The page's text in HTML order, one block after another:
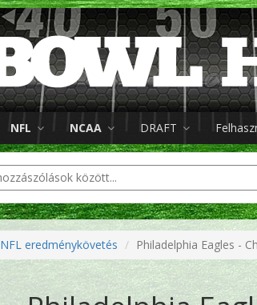
NFL NCAA DRAFT
NFL eredménykövetés Philadelphia Eagles -